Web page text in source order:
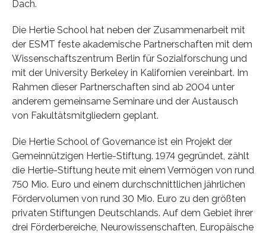
Dach.
Die Hertie School hat neben der Zusammenarbeit mit
der ESMT feste akademische Partnerschaften mit dem
Wissenschaftszentrum Berlin für Sozialforschung und
mit der University Berkeley in Kalifornien vereinbart. Im
Rahmen dieser Partnerschaften sind ab 2004 unter
anderem gemeinsame Seminare und der Austausch
von Fakultätsmitgliedern geplant.
Die Hertie School of Governance ist ein Projekt der
Gemeinnützigen Hertie-Stiftung. 1974 gegründet, zählt
die Hertie-Stiftung heute mit einem Vermögen von rund
750 Mio. Euro und einem durchschnittlichen jährlichen
Fördervolumen von rund 30 Mio. Euro zu den größten
privaten Stiftungen Deutschlands. Auf dem Gebiet ihrer
drei Förderbereiche, Neurowissenschaften, Europäische